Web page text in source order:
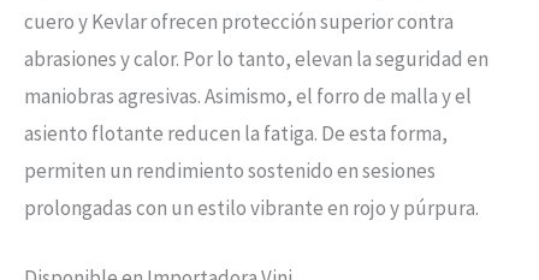
cuero y Kevlar ofrecen protección superior contra
abrasiones y calor. Por lo tanto, elevan la seguridad en
maniobras agresivas. Asimismo, el forro de malla y el
asiento flotante reducen la fatiga. De esta forma,
permiten un rendimiento sostenido en sesiones
prolongadas con un estilo vibrante en rojo y púrpura.